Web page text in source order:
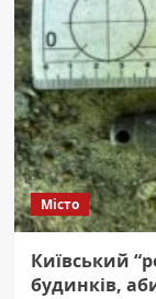
Місто
Київський
будинків,